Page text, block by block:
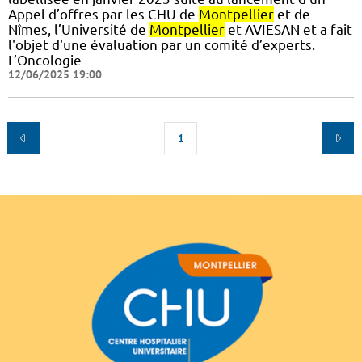
Appel d’offres par les CHU de Montpellier et de
Nîmes, l’Université de Montpellier et AVIESAN et a fait
l'objet d'une évaluation par un comité d’experts.
L’Oncologie
12/06/2025 19:00
1